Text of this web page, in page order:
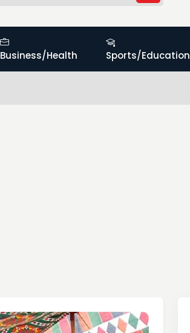
Business/Health Sports/Education